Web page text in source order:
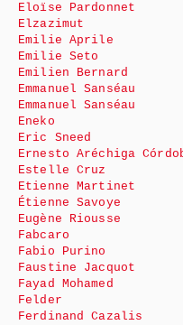
Eloïse Pardonnet
Elzazimut
Emilie Aprile
Emilie Seto
Emilien Bernard
Emmanuel Sanséau
Emmanuel Sanséau
Eneko
Eric Sneed
Ernesto Aréchiga
Estelle Cruz
Etienne Martinet
Étienne Savoye
Eugène Riousse
Fabcaro
Fabio Purino
Faustine Jacquot
Fayad Mohamed
Felder
Ferdinand Cazalis